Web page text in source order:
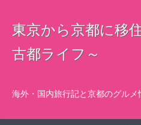
東京から京都に移
古都ライフ～
海外・国内旅行記と京都のグルメ